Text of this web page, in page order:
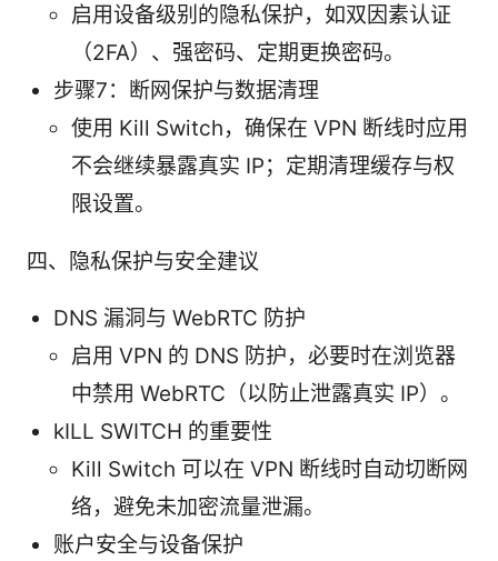
启用设备级别的隐私保护，如双因素认证
（2FA）、强密码、定期更换密码。
步骤7：断网保护与数据清理
使用 Kill Switch，确保在 VPN 断线时应用
不会继续暴露真实 IP；定期清理缓存与权
限设置。
四、隐私保护与安全建议
DNS 漏洞与 WebRTC 防护
启用 VPN 的 DNS 防护，必要时在浏览器
中禁用 WebRTC（以防止泄露真实 IP）。
kILL SWITCH 的重要性
Kill Switch 可以在 VPN 断线时自动切断网
络，避免未加密流量泄漏。
账户安全与设备保护